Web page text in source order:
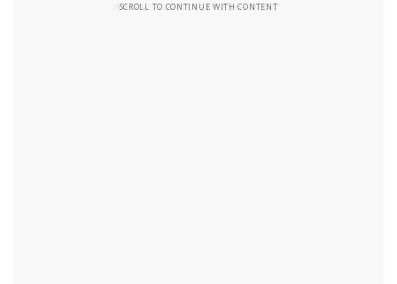
SCROLL TO CONTINUE WITH CONTENT